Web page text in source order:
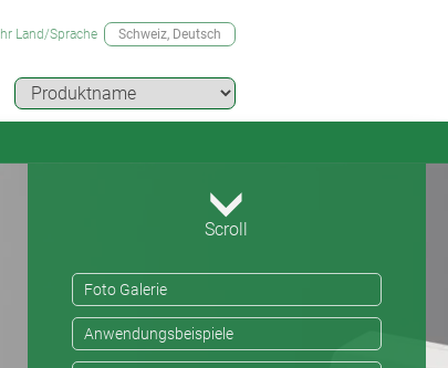
Ihr Land/Sprache Schweiz, Deutsch
Scroll
Foto Galerie
Anwendungsbeispiele